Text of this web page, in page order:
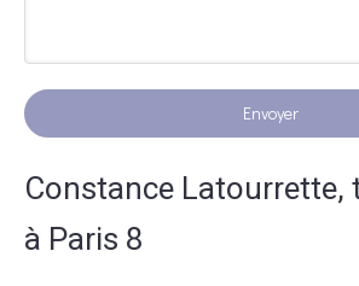
Envoyer
Constance Latourrette,
à Paris 8